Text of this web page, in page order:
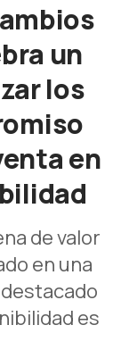
un
los
en
de valor
en una
es